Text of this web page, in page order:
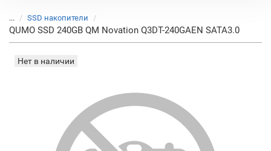
... SSD накопители
QUMO SSD 240GB QM Novation Q3DT-240GAEN SATA3.0
Нет в наличии